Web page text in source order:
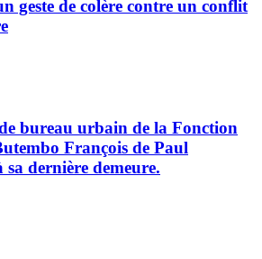
geste de colère contre un conflit
bureau urbain de la Fonction
François de Paul
dernière demeure.